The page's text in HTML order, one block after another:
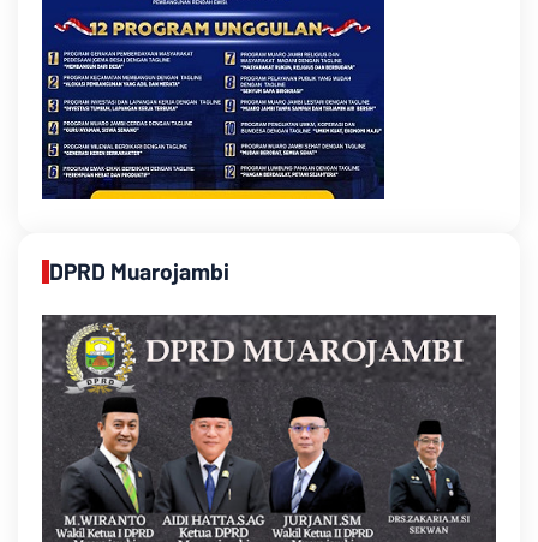
DPRD Muarojambi